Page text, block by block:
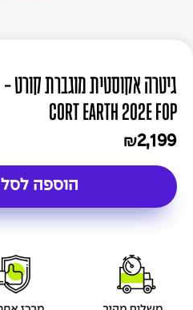
גיטרה אקוסטית מוגברת קורט -
CORT EARTH 202E FOP
₪2,199
הוספה לסל